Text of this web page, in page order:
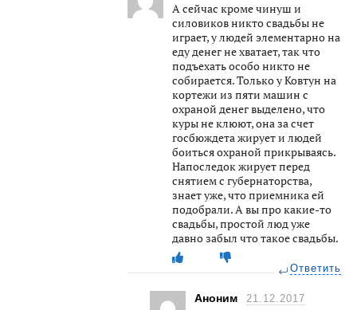
А сейчас кроме чинуш и
силовиков никто свадьбы не
играет, у людей элементарно на
еду денег не хватает, так что
подъехать особо никто не
собирается. Только у Ковтун на
кортежи из пяти машин с
охраной денег выделено, что
куры не клюют, она за счет
госбюждета жирует и людей
боиться охраной прикрываясь.
Напоследок жирует перед
снятием с губернаторства,
знает уже, что приемника ей
подобрали. А вы про какие-то
свадьбы, простой люд уже
давно забыл что такое свадьбы.
Ответить
Аноним
21.12.2017